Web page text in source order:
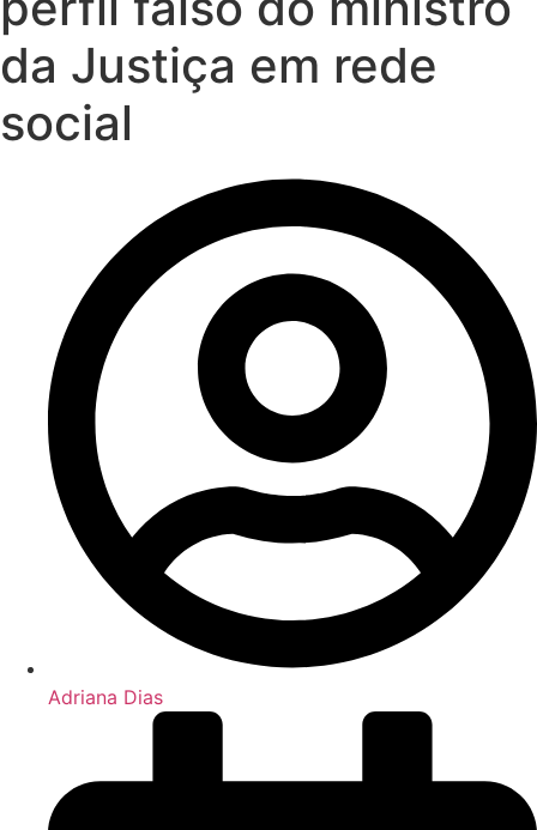
da Justiça em rede
social
Adriana Dias